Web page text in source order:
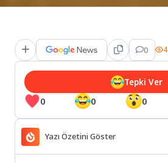
0 4
0 0 0
Tepki Ver
Yazı Özetini Göster